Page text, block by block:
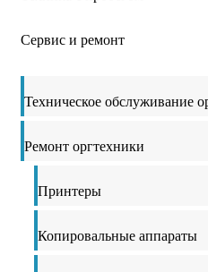
Сервис и ремонт
Техническое обслуживание
Ремонт оргтехники
Принтеры
Копировальные аппараты